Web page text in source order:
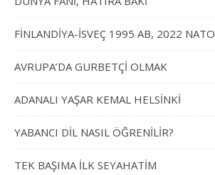
FİNLANDİYA-İSVEÇ 1995 AB, 2022 NATO
AVRUPA’DA GURBETÇİ OLMAK
ADANALI YAŞAR KEMAL HELSİNKİ
YABANCI DİL NASIL ÖĞRENİLİR?
TEK BAŞIMA İLK SEYAHATİM